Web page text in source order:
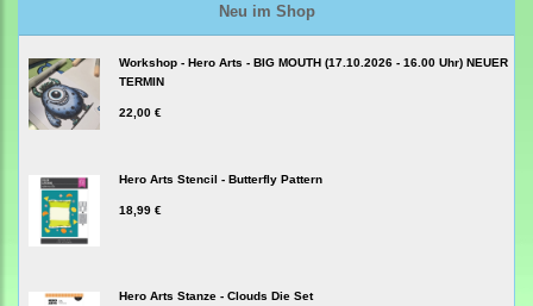
Neu im Shop
Workshop - Hero Arts - BIG MOUTH (17.10.2026 - 16.00 Uhr) NEUER
TERMIN
22,00 €
Hero Arts Stencil - Butterfly Pattern
18,99 €
Hero Arts Stanze - Clouds Die Set